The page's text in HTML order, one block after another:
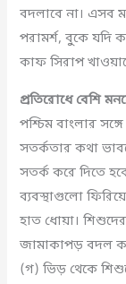
বদলাবে না। এসব
পরামর্শ, বুকে যদি
কাফ সিরাপ
প্রতিরোধে বেশি
পশ্চিম বাংলার
সতর্কতার কথা
সতর্ক করে দিতে
ব্যবস্থাগুলো
হাত ধোয়া।
জামাকাপড় বদল
(গ) ভিড় থেকে